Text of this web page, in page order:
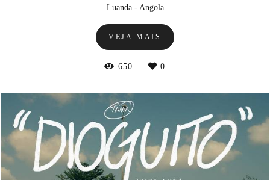
Luanda - Angola
VEJA MAIS
650 0